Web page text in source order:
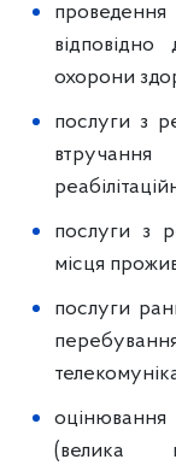
охорони
послуги з
втручання
послуги з
місця
послуги
(велика